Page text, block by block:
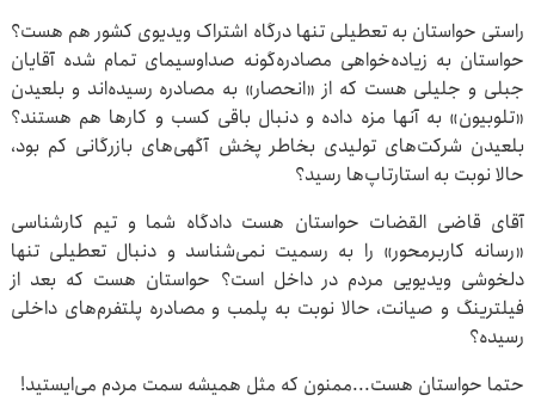
راستی حواستان به تعطیلی تنها درگاه اشتراک ویدیوی کشور هم هست؟
حواستان به زیاده‌خواهی مصادره‌گونه صداوسیمای تمام شده آقایان
جبلی و جلیلی هست که از «انحصار» به مصادره رسیده‌اند و بلعیدن
«تلوبیون» به آنها مزه داده و دنبال باقی کسب و کارها هم هستند؟
بلعیدن شرکت‌های تولیدی بخاطر پخش آگهی‌های بازرگانی کم بود،
حالا نوبت به استارتاپ‌ها رسید؟
آقای قاضی القضات حواستان هست دادگاه شما و تیم کارشناسی
«رسانه کاربرمحور» را به رسمیت نمی‌شناسد و دنبال تعطیلی تنها
دلخوشی ویدیویی مردم در داخل است؟ حواستان هست که بعد از
فیلترینگ و صیانت، حالا نوبت به پلمب و مصادره پلتفرم‌های داخلی
رسیده؟
حتما حواستان هست...ممنون که مثل همیشه سمت مردم می‌ایستید!